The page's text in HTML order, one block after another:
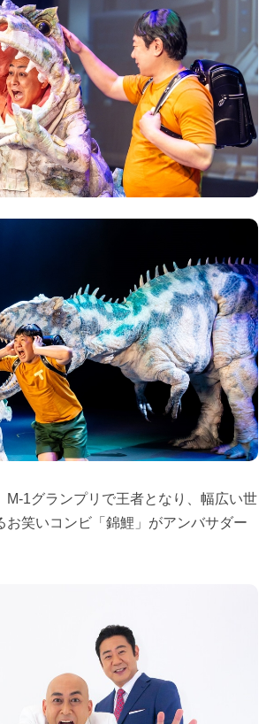
M-1グランプリで王者となり、幅広い世
お笑いコンビ「錦鯉」がアンバサダー